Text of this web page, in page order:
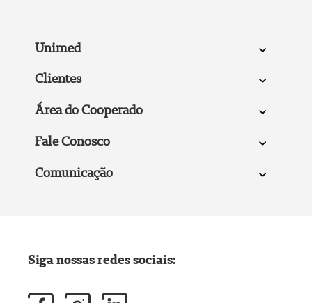
Unimed
Clientes
Área do Cooperado
Fale Conosco
Comunicação
Siga nossas redes sociais: